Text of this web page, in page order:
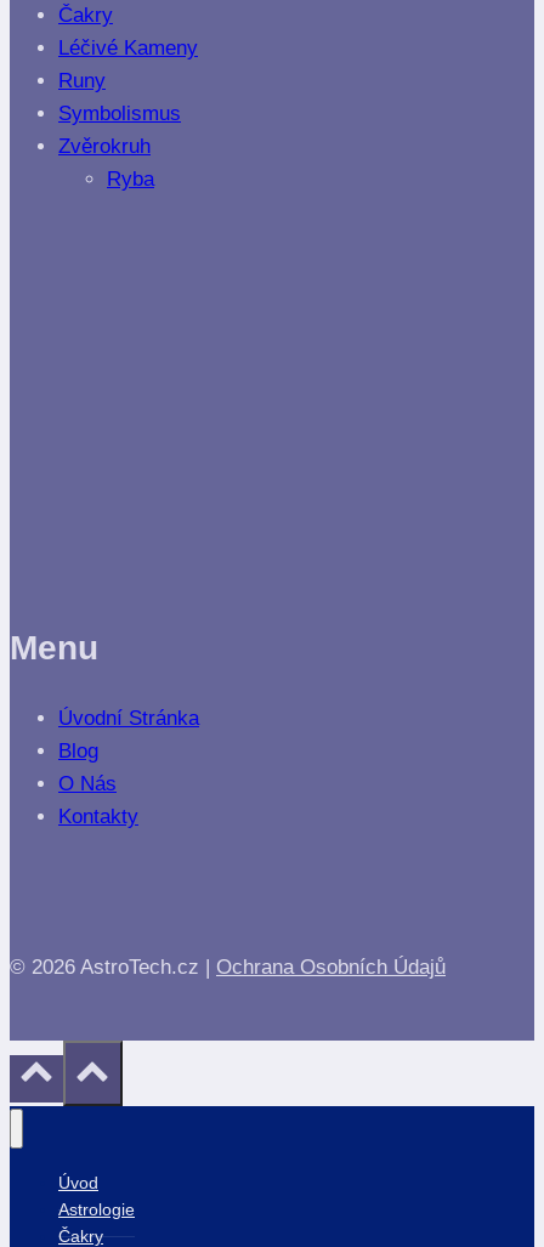
Čakry
Léčivé Kameny
Runy
Symbolismus
Zvěrokruh
Ryba
Menu
Úvodní Stránka
Blog
O Nás
Kontakty
© 2026 AstroTech.cz | Ochrana Osobních Údajů
Úvod
Astrologie
Čakry